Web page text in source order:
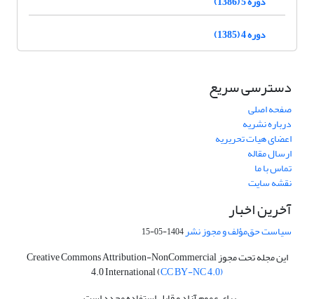
دوره 4 (1385)
دسترسی سریع
صفحه اصلی
درباره نشریه
اعضای هیات تحریریه
ارسال مقاله
تماس با ما
نقشه سایت
آخرین اخبار
سیاست حق‌مؤلف و مجوز نشر1404-05-15
این مجله تحت مجوز Creative Commons Attribution-NonCommercial
4.0 International (CC BY-NC 4.0)